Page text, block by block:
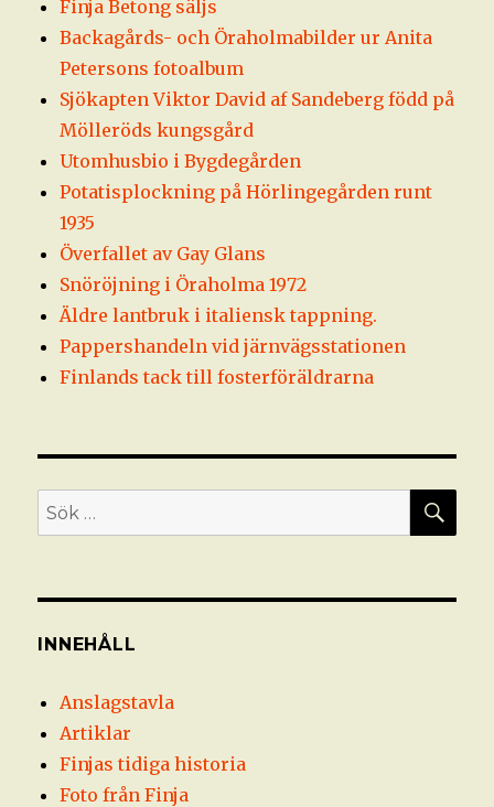
Finja Betong säljs
Backagårds- och Öraholmabilder ur Anita
Petersons fotoalbum
Sjökapten Viktor David af Sandeberg född på
Mölleröds kungsgård
Utomhusbio i Bygdegården
Potatisplockning på Hörlingegården runt
1935
Överfallet av Gay Glans
Snöröjning i Öraholma 1972
Äldre lantbruk i italiensk tappning.
Pappershandeln vid järnvägsstationen
Finlands tack till fosterföräldrarna
Sök
efter:
INNEHÅLL
Anslagstavla
Artiklar
Finjas tidiga historia
Foto från Finja